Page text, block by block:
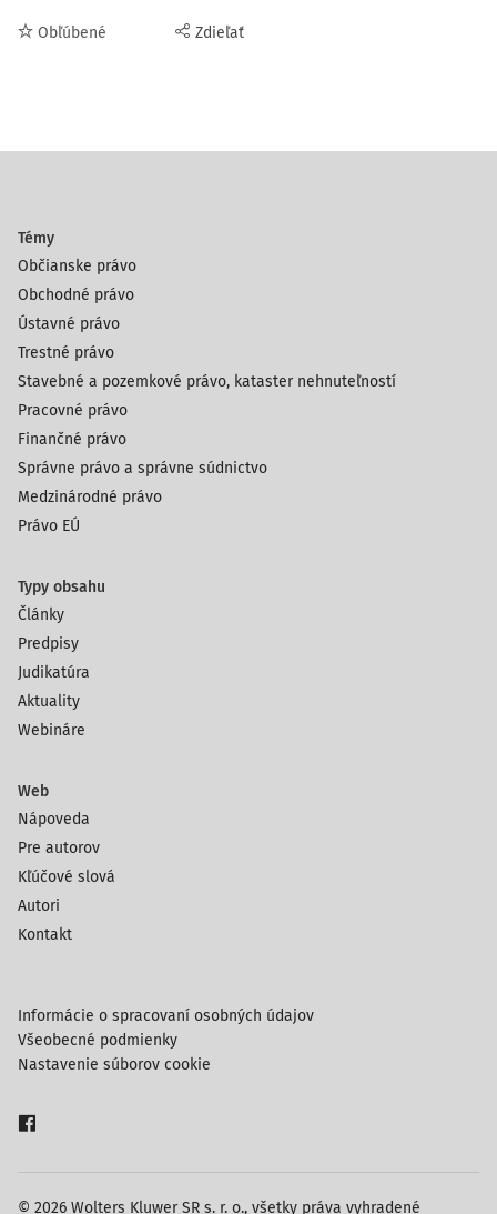
Obľúbené Zdieľať
Témy
Občianske právo
Obchodné právo
Ústavné právo
Trestné právo
Stavebné a pozemkové právo, kataster nehnuteľností
Pracovné právo
Finančné právo
Správne právo a správne súdnictvo
Medzinárodné právo
Právo EÚ
Typy obsahu
Články
Predpisy
Judikatúra
Aktuality
Webináre
Web
Nápoveda
Pre autorov
Kľúčové slová
Autori
Kontakt
© 2026 Wolters Kluwer SR s. r. o., všetky práva vyhradené
Informácie o spracovaní osobných údajov
Všeobecné podmienky
Nastavenie súborov cookie